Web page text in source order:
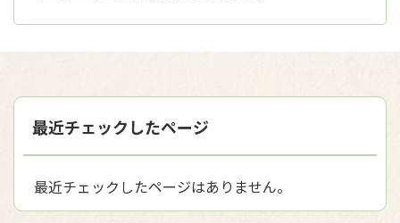
最近チェックしたページ
最近チェックしたページはありません。